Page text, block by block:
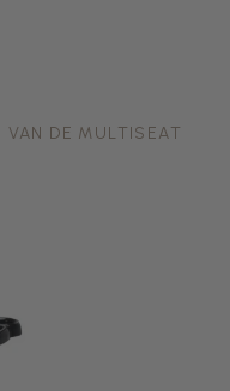
VAN DE MULTISEAT